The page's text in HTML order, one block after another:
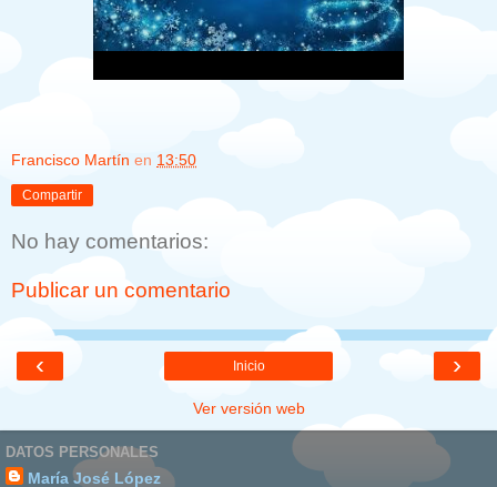
Francisco Martín en 13:50
Compartir
No hay comentarios:
Publicar un comentario
‹ ›
Inicio
Ver versión web
DATOS PERSONALES
María José López